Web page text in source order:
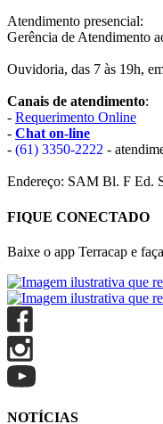
Atendimento presencial:
Gerência de Atendimento
Ouvidoria, das 7 às 19h,
Canais de atendimento:
- Requerimento Online
- Chat on-line
- (61) 3350-2222 -
Endereço: SAM Bl. F Ed.
FIQUE CONECTADO
Baixe o app Terracap e
NOTÍCIAS